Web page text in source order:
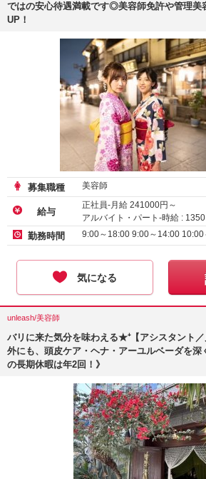
ではの安心待遇満載です◎美容師免許や管理美
UP！
募集職種 美容師
給与
正社員-月給 241000円～
アルバイト・パート-時給 : 1350
勤務時間 9:00～18:00 9:00～14:00
気になる
unleash/美容師
バリに来た気分を味わえる★⁺【アシスタント
外にも、頭皮ケア・ヘナ・アーユルベーダを深
の長期休暇は年2回！》